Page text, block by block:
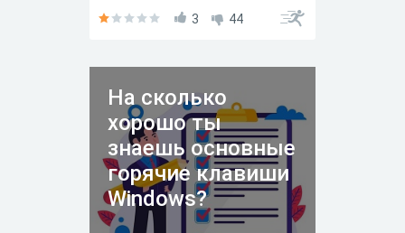
3 44
На сколько
хорошо ты
знаешь основные
горячие клавиши
Windows?